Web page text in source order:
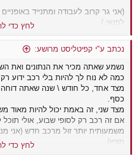
(אני גר קרוב לעבודה ומתנייד
לפנאי.)
מה הדרישות שלך מהרכב?
לחץ כדי
נכתב ע"י קפיטליסט מרושע:
נשמע שאתה מכיר את הנתונים ואת
כמה לא נוח לך להיות בלי רכב ידוע
מצד אחד, כל חודש \ שנה שאתה
כסף.
מצד שני, זה באמת יכול להיות מאוד
אם זה רכב רק לסופי שבוע, אולי
משמעותית יותר זול מרכב חדש (אני
מציין)
לחץ כדי